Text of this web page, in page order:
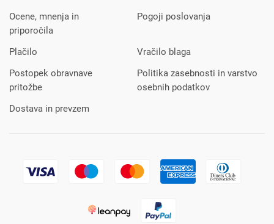
Ocene, mnenja in
priporočila
Pogoji poslovanja
Plačilo
Vračilo blaga
Postopek obravnave
pritožbe
Politika zasebnosti in varstvo
osebnih podatkov
Dostava in prevzem